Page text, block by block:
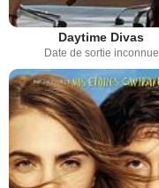
Daytime Divas
Date de sortie inconnue